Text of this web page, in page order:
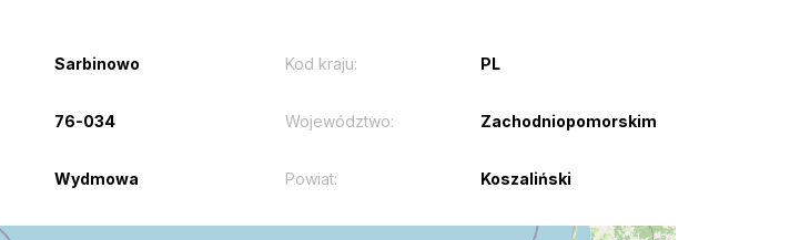
Sarbinowo Kod kraju: PL
76-034 Województwo: Zachodniopomorskim
Wydmowa Powiat: Koszaliński